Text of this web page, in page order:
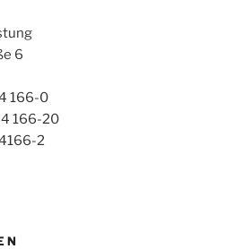
6
166-0
166-20
2